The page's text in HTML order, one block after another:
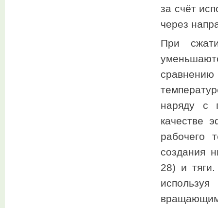
за счёт
через
При
наряду с
качестве
рабочего
создания
28) и